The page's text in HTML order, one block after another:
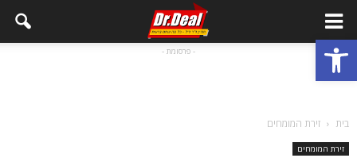
פתח סרגל נגישות - פרסומת -
בית זירת המומחים
זירת המומחים